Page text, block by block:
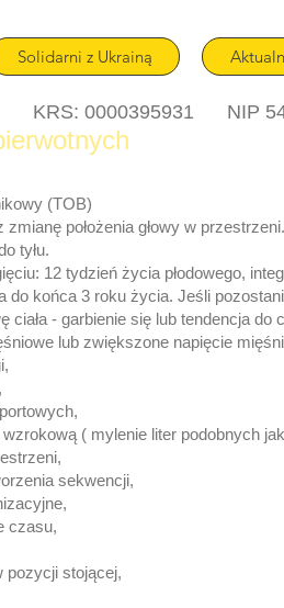
Solidarni z Ukrainą
(TOB)
zmianę położenia głowy w
tyłu.
12 tydzień życia płodowego,
do końca 3 roku życia. Jeśli
ciała - garbienie się lub tendencja do
lub zwiększone napięcie
( mylenie liter podobnych
sekwencji,
czasu,
stojącej,
KRS: 0000395931 NIP